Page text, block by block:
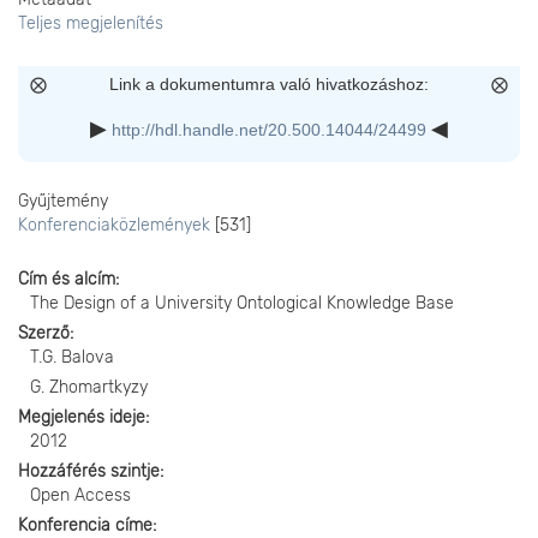
Teljes megjelenítés
Link a dokumentumra való hivatkozáshoz:
http://hdl.handle.net/20.500.14044/24499
Gyűjtemény
Konferenciaközlemények [531]
Cím és alcím
The Design of a University Ontological Knowledge Base
Szerző
T.G. Balova
G. Zhomartkyzy
Megjelenés ideje
2012
Hozzáférés szintje
Open Access
Konferencia címe